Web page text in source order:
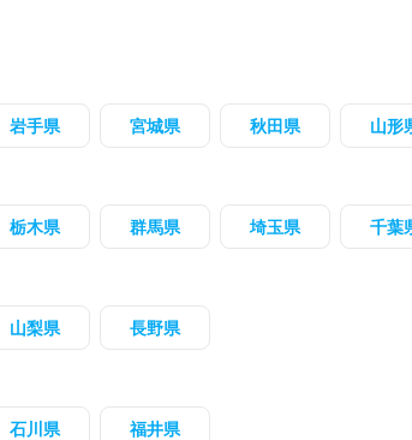
岩手県 宮城県 秋田県 山形
栃木県 群馬県 埼玉県 千葉
山梨県 長野県
石川県 福井県